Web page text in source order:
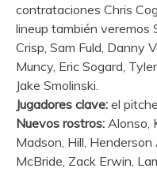
contrataciones Chris
lineup también veremos
Crisp, Sam Fuld, Danny
Muncy, Eric Sogard,
Jake Smolinski.
Jugadores clave: el
Nuevos rostros: Alonso,
Madson, Hill,
McBride, Zack Erwin,